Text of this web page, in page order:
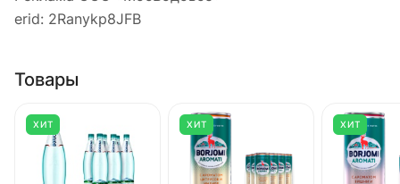
erid: 2Ranykp8JFB
Товары
ХИТ ХИТ ХИТ